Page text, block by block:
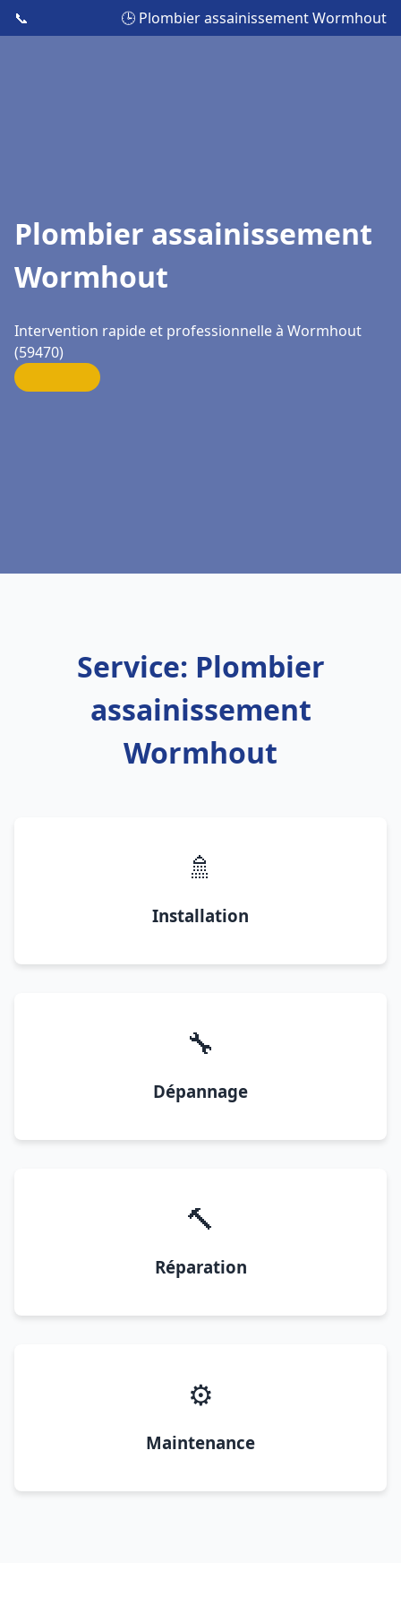
📞 🕒 Plombier assainissement Wormhout
Plombier assainissement
Wormhout
Intervention rapide et professionnelle à Wormhout
(59470)
Service: Plombier
assainissement
Wormhout
🚿
Installation
🔧
Dépannage
🔨
Réparation
⚙️
Maintenance